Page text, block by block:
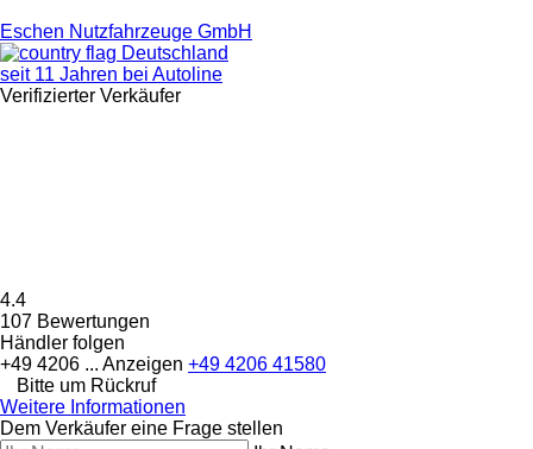
Eschen Nutzfahrzeuge GmbH
Deutschland
seit 11 Jahren bei Autoline
Verifizierter Verkäufer
4.4
107 Bewertungen
Händler folgen
+49 4206 ... Anzeigen +49 4206 41580
Bitte um Rückruf
Weitere Informationen
Dem Verkäufer eine Frage stellen